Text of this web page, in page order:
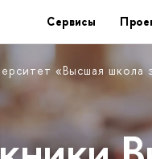
Сервисы
«Высшая школа